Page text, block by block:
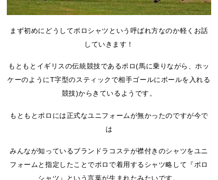
まず初めにどうしてポロシャツという呼ばれ方なのか軽くお話
していきます！
もともとイギリスの伝統競技であるポロ(馬に乗りながら、ホッ
ケーのようにT字型のスティックで相手ゴールにボールを入れる
競技)からきているようです。
もともとポロには正式なユニフォームが無かったのですが今で
は
みんなが知っているブランドラコステが襟付きのシャツをユニ
フォームと指定したことでポロで着用するシャツ略して『ポロ
シャツ』という言葉が生まれたみたいです。